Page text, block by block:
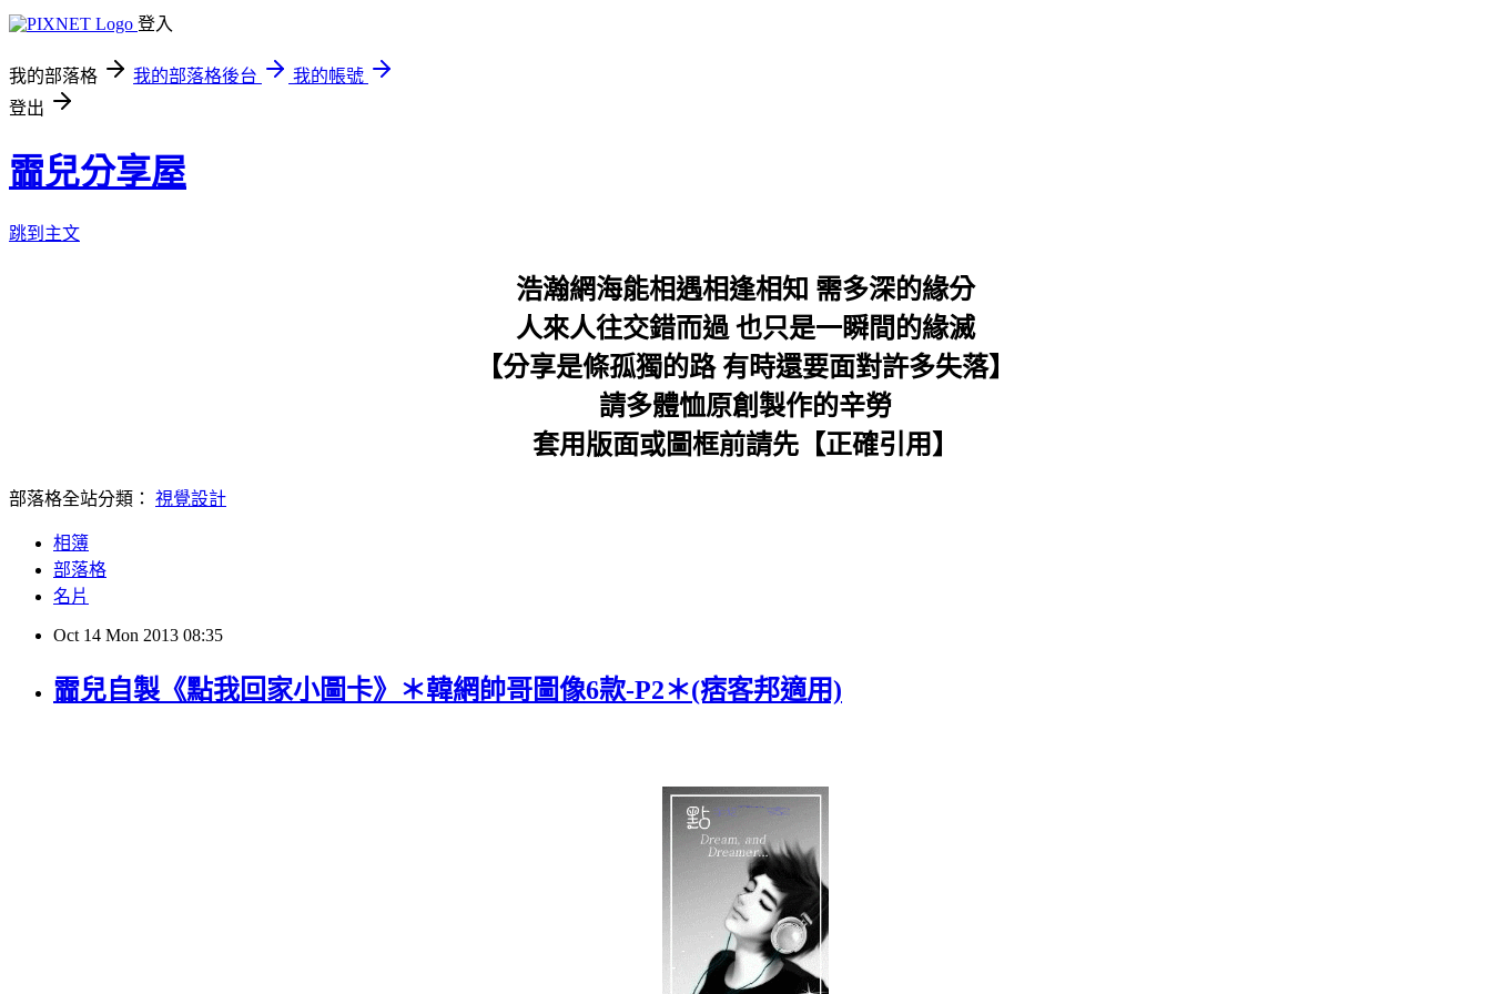
登入
我的部落格 我的部落格後台
我的帳號
登出
霝兒分享屋
跳到主文
浩瀚網海能相遇相逢相知 需多深的緣分
人來人往交錯而過 也只是一瞬間的緣滅
【分享是條孤獨的路 有時還要面對許多失落】
請多體恤原創製作的辛勞
套用版面或圖框前請先【正確引用】
部落格全站分類： 視覺設計
相簿
部落格
名片
Oct 14 Mon 2013 08:35
霝兒自製《點我回家小圖卡》＊韓網帥哥圖像6款-P2＊(痞客邦適用)